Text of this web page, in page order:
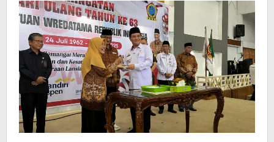
63
PWRI
Penulis
Feri